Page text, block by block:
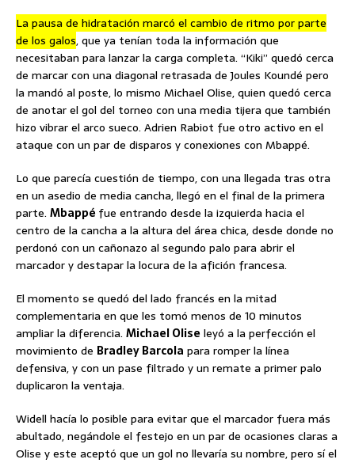
La pausa de hidratación marcó el cambio de ritmo por parte
de los galos, que ya tenían toda la información que
necesitaban para lanzar la carga completa. “Kiki” quedó cerca
de marcar con una diagonal retrasada de Joules Koundé pero
la mandó al poste, lo mismo Michael Olise, quien quedó cerca
de anotar el gol del torneo con una media tijera que también
hizo vibrar el arco sueco. Adrien Rabiot fue otro activo en el
ataque con un par de disparos y conexiones con Mbappé.
Lo que parecía cuestión de tiempo, con una llegada tras otra
en un asedio de media cancha, llegó en el final de la primera
parte. Mbappé fue entrando desde la izquierda hacia el
centro de la cancha a la altura del área chica, desde donde no
perdonó con un cañonazo al segundo palo para abrir el
marcador y destapar la locura de la afición francesa.
El momento se quedó del lado francés en la mitad
complementaria en que les tomó menos de 10 minutos
ampliar la diferencia. Michael Olise leyó a la perfección el
movimiento de Bradley Barcola para romper la línea
defensiva, y con un pase filtrado y un remate a primer palo
duplicaron la ventaja.
Widell hacía lo posible para evitar que el marcador fuera más
abultado, negándole el festejo en un par de ocasiones claras a
Olise y este aceptó que un gol no llevaría su nombre, pero sí el